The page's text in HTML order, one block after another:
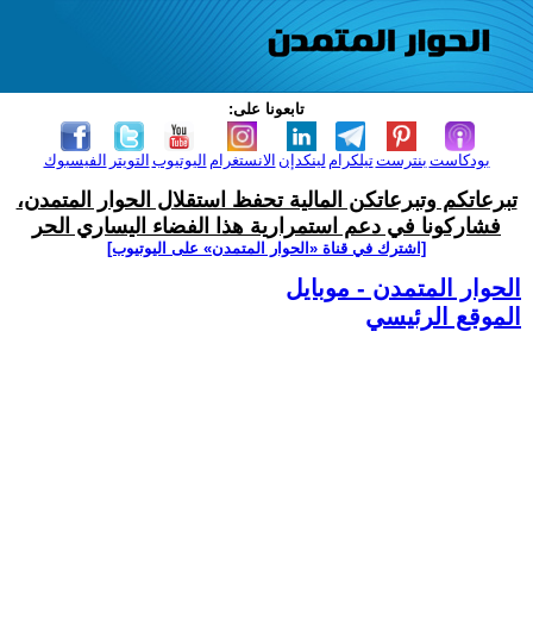
تابعونا على:
الفيسبوك التويتر اليوتيوب الانستغرام لينكدإن تيلكرامبنترست بودكاست
تبرعاتكم وتبرعاتكن المالية تحفظ استقلال الحوار المتمدن،
فشاركونا في دعم استمرارية هذا الفضاء اليساري الحر
[اشترك في قناة ‫«الحوار المتمدن» على اليوتيوب]
الحوار المتمدن - موبايل
الموقع الرئيسي